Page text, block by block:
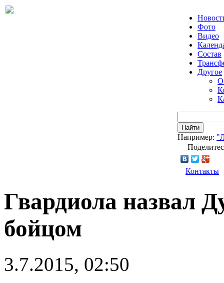
Фото
Видео
Состав
Другое
О
Найти
Например:
Контакты
Гвардиола назвал
бойцом
3.7.2015, 02:50